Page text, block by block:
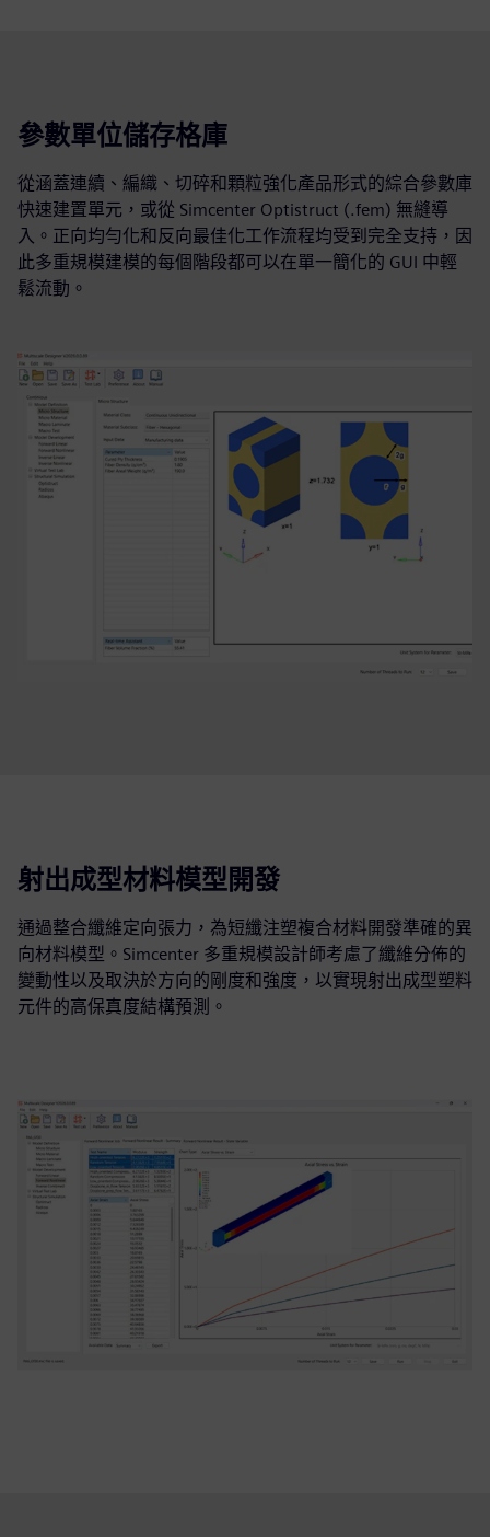
參數單位儲存格庫
從涵蓋連續、編織、切碎和顆粒強化產品形式的綜合參數庫
快速建置單元，或從 Simcenter Optistruct (.fem) 無縫導
入。正向均勻化和反向最佳化工作流程均受到完全支持，因
此多重規模建模的每個階段都可以在單一簡化的 GUI 中輕
鬆流動。
射出成型材料模型開發
通過整合纖維定向張力，為短纖注塑複合材料開發準確的異
向材料模型。Simcenter 多重規模設計師考慮了纖維分佈的
變動性以及取決於方向的剛度和強度，以實現射出成型塑料
元件的高保真度結構預測。